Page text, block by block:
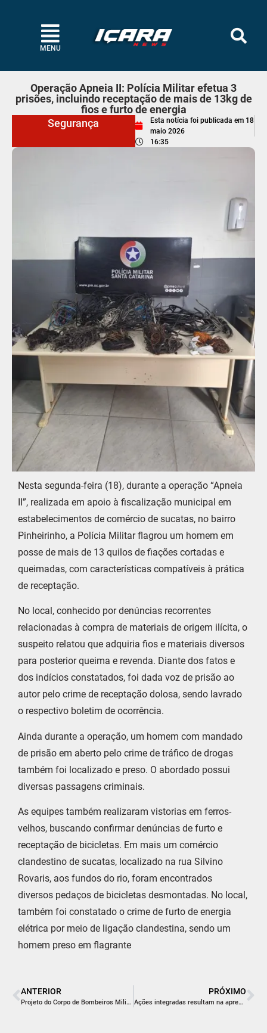
MENU
Operação Apneia II: Polícia Militar efetua 3
prisões, incluindo receptação de mais de 13kg de
fios e furto de energia
Segurança
Esta notícia foi publicada em 18
maio 2026
16:35
Nesta segunda-feira (18), durante a operação “Apneia
II”, realizada em apoio à fiscalização municipal em
estabelecimentos de comércio de sucatas, no bairro
Pinheirinho, a Polícia Militar flagrou um homem em
posse de mais de 13 quilos de fiações cortadas e
queimadas, com características compatíveis à prática
de receptação.
No local, conhecido por denúncias recorrentes
relacionadas à compra de materiais de origem ilícita, o
suspeito relatou que adquiria fios e materiais diversos
para posterior queima e revenda. Diante dos fatos e
dos indícios constatados, foi dada voz de prisão ao
autor pelo crime de receptação dolosa, sendo lavrado
o respectivo boletim de ocorrência.
Ainda durante a operação, um homem com mandado
de prisão em aberto pelo crime de tráfico de drogas
também foi localizado e preso. O abordado possui
diversas passagens criminais.
As equipes também realizaram vistorias em ferros-
velhos, buscando confirmar denúncias de furto e
receptação de bicicletas. Em mais um comércio
clandestino de sucatas, localizado na rua Silvino
Rovaris, aos fundos do rio, foram encontrados
diversos pedaços de bicicletas desmontadas. No local,
também foi constatado o crime de furto de energia
elétrica por meio de ligação clandestina, sendo um
homem preso em flagrante
ANTERIOR
Projeto do Corpo de Bombeiros Militar ensina manobra de desengasgo a profissionais da gastronomia em Nova Veneza
PRÓXIMO
Ações integradas resultam na apreensão de quase 430 quilos de maconha no oeste de SC